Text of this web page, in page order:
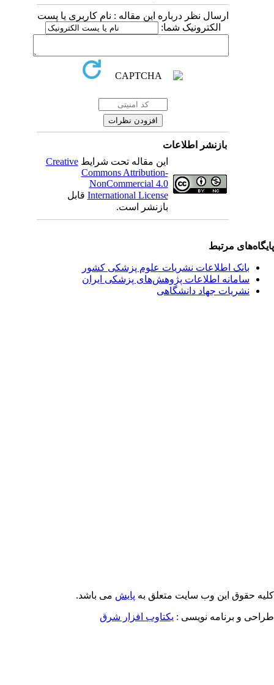
ارسال نظر درباره این مقاله : نام کاربری یا پست
الکترونیک شما:
بازنشر اطلاعات
این مقاله تحت شرایطCreative
Commons Attribution-
NonCommercial 4.0
International Licenseقابل
بازنشر است.
مرتبط
بانک اطلاعات نشریات علوم پزشکی کشور
سامانه اطلاعات پژوهش‌های پزشکی ایران
نشریات جهاد دانشگاهی
حقوق این وب سایت متعلق بهپایشمی باشد.
و برنامه نویسی : یکتاوب افزار شرق